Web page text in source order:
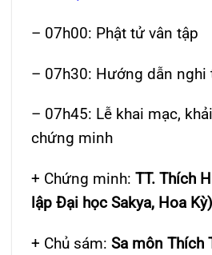
– 07h00: Phật tử vân tập
– 07h30: Hướng dẫn nghi
– 07h45: Lễ khai mạc,
chứng minh
+ Chứng minh: TT. Thích
lập Đại học Sakya, Hoa Kỳ)
+ Chủ sám: Sa môn Thích